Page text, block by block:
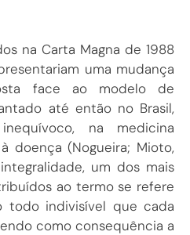
na Carta Magna de 1988
uma mudança
face ao modelo de
até então no Brasil,
na medicina
doença (Nogueira; Mioto,
um dos mais
ao termo se refere
todo indivisível que cada
como consequência a